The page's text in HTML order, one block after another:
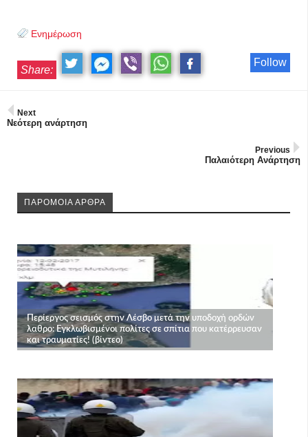
Ενημέρωση
Follow
Share:
Next
Νεότερη ανάρτηση
Previous
Παλαιότερη Ανάρτηση
ΠΑΡΟΜΟΙΑ ΑΡΘΡΑ